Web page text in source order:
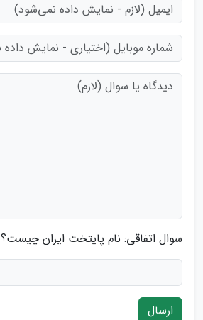
سوال اتفاقی: نام پایتخت ایران چیست؟
ارسال